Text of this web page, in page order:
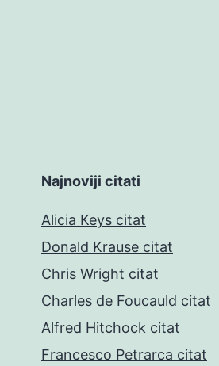
Najnoviji citati
Alicia Keys citat
Donald Krause citat
Chris Wright citat
Charles de Foucauld citat
Alfred Hitchock citat
Francesco Petrarca citat